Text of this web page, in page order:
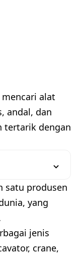
mencari alat
andal, dan
tertarik dengan
satu produsen
yang
jenis
crane,